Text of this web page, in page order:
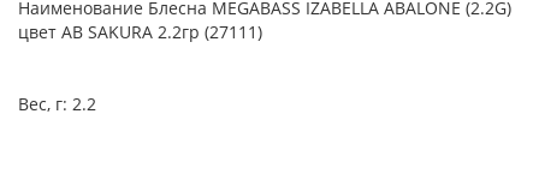
Наименование Блесна MEGABASS IZABELLA ABALONE (2.2G)
цвет AB SAKURA 2.2гр (27111)
Вес, г: 2.2